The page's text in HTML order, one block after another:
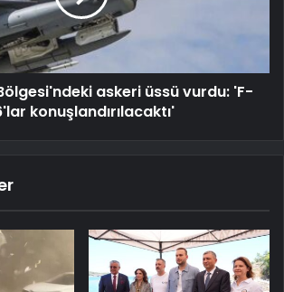
askeri üssü vurdu: 'F-
konuşlandırılacaktı'